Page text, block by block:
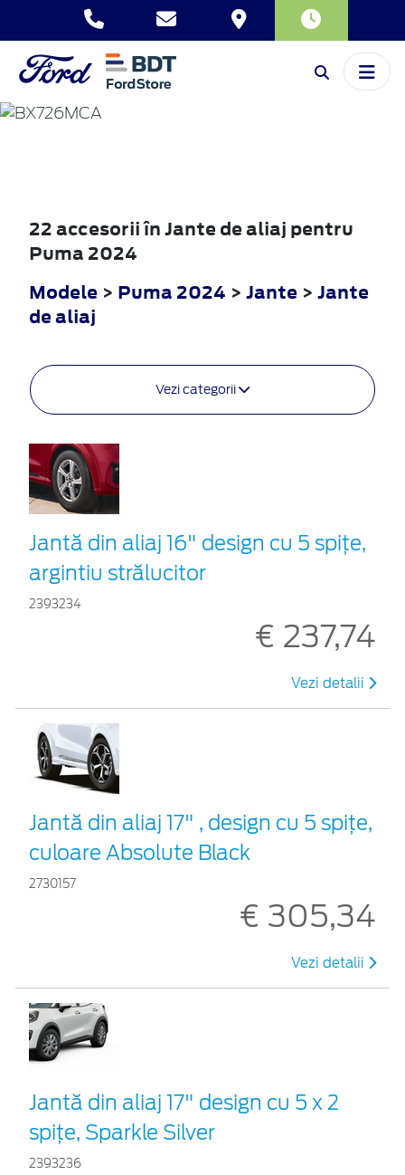
PUMA
22 accesorii în Jante de aliaj pentru
Puma 2024
Modele > Puma 2024 > Jante > Jante
de aliaj
Vezi categorii
Jantă din aliaj 16" design cu 5 spițe,
argintiu strălucitor
2393234
€ 237,74
Vezi detalii
Jantă din aliaj 17" , design cu 5 spiţe,
culoare Absolute Black
2730157
€ 305,34
Vezi detalii
Jantă din aliaj 17" design cu 5 x 2
spiţe, Sparkle Silver
2393236